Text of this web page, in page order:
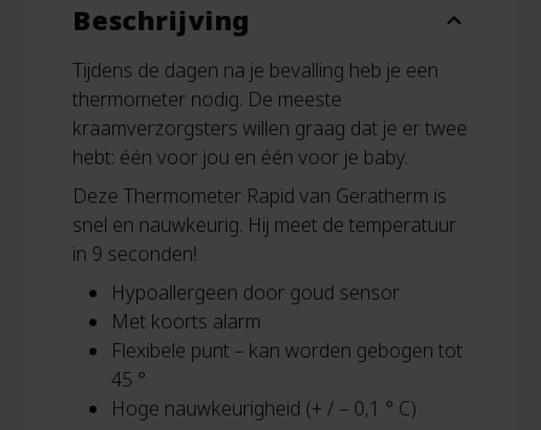
Beschrijving expand_more
Tijdens de dagen na je bevalling heb je een
thermometer nodig. De meeste
kraamverzorgsters willen graag dat je er twee
hebt: één voor jou en één voor je baby.
Deze Thermometer Rapid van Geratherm is
snel en nauwkeurig. Hij meet de temperatuur
in 9 seconden!
Hypoallergeen door goud sensor
Met koorts alarm
Flexibele punt – kan worden gebogen tot
45 °
Hoge nauwkeurigheid (+ / – 0,1 ° C)